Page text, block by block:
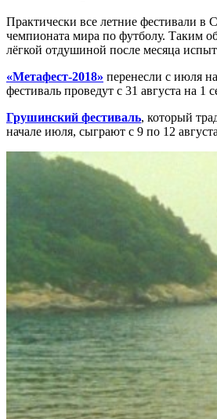
Практически все летние фестивали в
чемпионата мира по футболу. Таким
лёгкой отдушиной после месяца
«Метафест-2018» перенесли с июля
фестиваль проведут с 31 августа на 1
Грушинский фестиваль, который
начале июля, сыграют с 9 по 12